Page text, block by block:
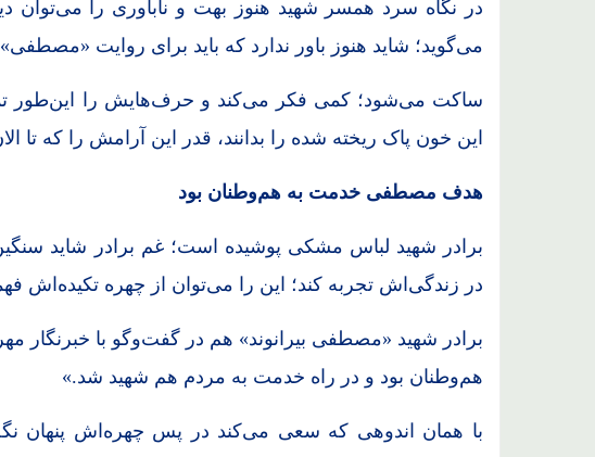
در نگاه سرد همسر شهید هنوز بهت و ناباوری را می‌توان
می‌گوید؛ شاید هنوز باور ندارد که باید برای روایت
ساکت می‌شود؛ کمی فکر می‌کند و حرف‌هایش را این‌طور
این خون پاک ریخته شده را بدانند، قدر این آرامش را که تا
هدف مصطفی خدمت به هم‌وطنان بود
برادر شهید لباس مشکی پوشیده است؛ غم برادر شاید
در زندگی‌اش تجربه کند؛ این را می‌توان از چهره تکیده‌اش
برادر شهید «مصطفی بیرانوند» هم در گفت‌وگو با
هم‌وطنان بود و در راه خدمت به مردم هم شهید شد.»
با همان اندوهی که سعی می‌کند در پس چهره‌اش پنهان